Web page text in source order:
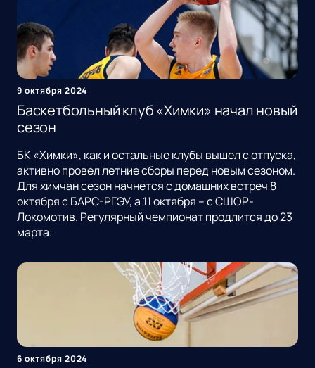
9 октября 2024
Баскетбольный клуб «Химки» начал новый
сезон
БК «Химки», как и остальные клубы вышел с отпуска,
активно провел летние сборы перед новым сезоном.
Для химчан сезон начнется с домашних встреч 8
октября с БАРС-РГЭУ, а 11 октября – с СШОР-
Локомотив. Регулярный чемпионат продлится до 23
марта.
6 октября 2024